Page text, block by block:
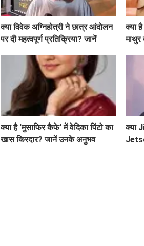
क्या विवेक अग्निहोत्री ने छात्र आंदोलन
पर दी महत्वपूर्ण प्रतिक्रिया? जानें
क्या
क्या है 'मुसाफिर कैफे' में वेदिका पिंटो का
खास किरदार? जानें उनके अनुभव
क्या